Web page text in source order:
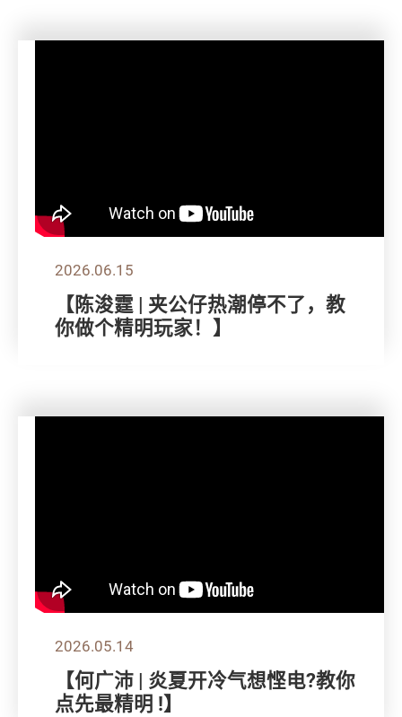
2026.06.15
【陈浚霆 | 夹公仔热潮停不了，教
你做个精明玩家！】
2026.05.14
【何广沛 | 炎夏开冷气想悭电?教你
点先最精明 !】